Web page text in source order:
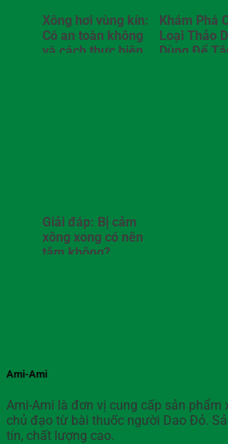
Xông hơi vùng kín:
Có an toàn không
và cách thực hiện
Khám Phá
Loại Thảo
Dùng Để
Giải đáp: Bị cảm
xông xong có nên
tắm không?
Ami-Ami
Ami-Ami là đơn vị cung cấp sản
chủ đạo từ bài thuốc người Dao Đỏ.
tín, chất lượng cao.